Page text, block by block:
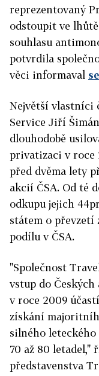
reprezentovaný
odstoupit ve
souhlasu
potvrdila
věci informaval
Největší vlastníci
Service Jiří
dlouhodobě
privatizaci v roce
před dvěma lety
akcií ČSA. Od té
odkupu jejich
státem o
podílu v ČSA.
"Společnost
vstup do
v roce 2009
získání
silného
70 až 80 letadel,"
představenstva